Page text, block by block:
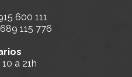
600 111
689 115 776
a 21h